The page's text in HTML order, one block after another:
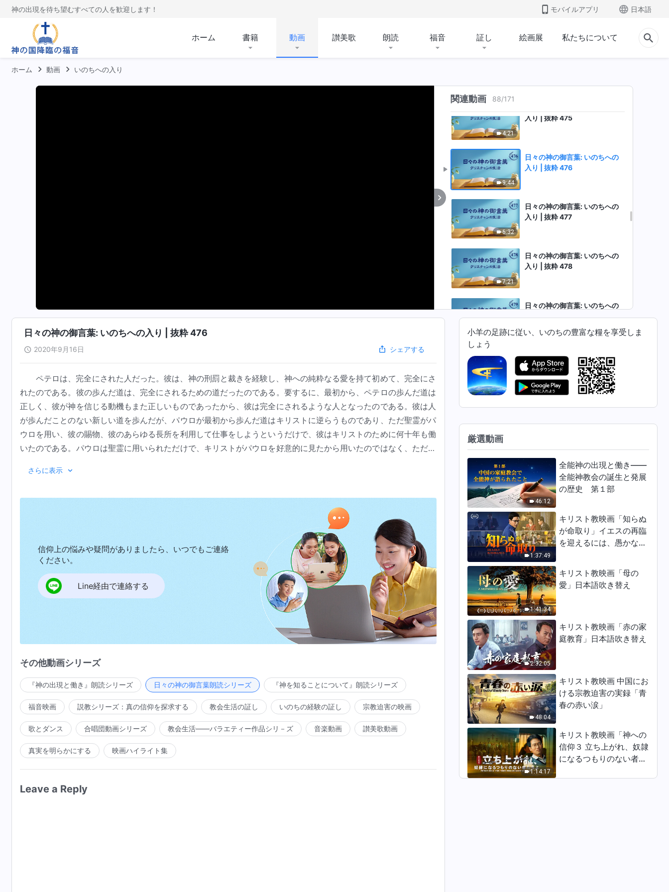
神の出現を待ち望むすべての人を歓迎します！ モバイルアプリ 日本語
ホーム 書籍 動画 讃美歌 朗読 福音 証し 絵画展 私たちについて
ホーム 動画 いのちへの入り
関連動画 88/171
日々の神の御言葉: いのちへの
4:21
入り | 抜粋 475
9:44
日々の神の御言葉: いのちへの
入り | 抜粋 476
6:32
日々の神の御言葉: いのちへの
入り | 抜粋 477
7:21
日々の神の御言葉: いのちへの
入り | 抜粋 478
13:09
日々の神の御言葉: いのちへの
入り | 抜粋 479
12:12
日々の神の御言葉: いのちへの
入り | 抜粋 480
12:55
入り | 抜粋 482
4:00
日々の神の御言葉: いのちへの
入り | 抜粋 483
8:01
日々の神の御言葉: いのちへの
入り | 抜粋 484
日々の神の御言葉: いのちへの
入り | 抜粋 485
9:26
日々の神の御言葉: いのちへの
入り | 抜粋 486
9:02
日々の神の御言葉: いのちへの
入り | 抜粋 487
5:30
日々の神の御言葉: いのちへの
入り | 抜粋 488
日々の神の御言葉: いのちへの入り | 抜粋 476
2020年9月16日 シェアする
ペテロは、完全にされた人だった。彼は、神の刑罰と裁きを経験し、神への純粋なる愛を持て初めて、完全にさ
れたのである。彼の歩んだ道は、完全にされるための道だったのである。要するに、最初から、ペテロの歩んだ道は
正しく、彼が神を信じる動機もまた正しいものであったから、彼は完全にされるような人となったのである。彼は人
が歩んだことのない新しい道を歩んだが、パウロが最初から歩んだ道はキリストに逆らうものであり、ただ聖霊がパ
ウロを用い、彼の賜物、彼のあらゆる長所を利用して仕事をしようというだけで、彼はキリストのために何十年も働
いたのである。パウロは聖霊に用いられただけで、キリストがパウロを好意的に見たから用いたのではなく、ただそ
く、聖霊に打たれてそうしたのである。彼がそのような働きができたのも、聖霊による導きと啓きによるもので、彼
のではなかった。ペテロは、自分の霊的な成長を追い求める中で働き、そして彼の働きはパウロのそれとは異なるも
のだった。ペテロの働きは、被造物の本分を尽くしたものである。彼は使徒としての立場で働いたのではなく、神へ
の愛を追い求める過程の中で働いたのである。パウロもまた、働きの過程で個人的な追求が含まれていたが、彼の追
求は、彼の将来への希望と良き終着点への願い以外にはなかったのである。パウロは、働きを行う間、精錬を受け入
れなかったし、神による刈り込みや取り扱いも認めなかった。彼は自分の働きが神の望みを満たしてさえいれば、そ
して神に喜ばれることだけをしてさえいれば、最終的に見返りが与えられると信じていた。パウロの働きには個人的
な経験は一切なく、働きそのもののためにあり、変化を追い求める中で働いたのではなかった。その働きの全ては取
り引きであって、被造物としての本分や神への服従は含まれていなかった。その働きの過程において、パウロの古い
性質には何ら変化はなかった。彼の働きは単に他者への奉仕であり、自らの性質を変えることはできなかったのであ
る。パウロは完全にされることも神による取り扱いを受けることもなく、自分の働きを直接行い、見返りを動機とし
て働いたのである。その点ペテロは違った。彼は、神による刈り込みを受け、取り扱われ、精錬された。ペテロの働
が、彼の性質は多くの変化を経験し、彼が追い求めたものは 真理 であり、真の変化であった。彼の働きは単に働きそ
のもののために行われたのではなかった。一方でパウロは多くの働きをなしたが、それらは全て聖霊の働きであっ
て、パウロは協力していたものの、それは彼の経験によるものではなかったのである。ペテロの働きが少ないのは、
聖霊が彼の身にそれほど働きを行わなかったということである。その働きの量では、彼らが完全にされたかどうかは
決まらない。彼ら二人の内、一人は見返りを得るために追い求めたのに対し、もう一人は、神の究極の愛へ到達し、
被造物としての本分を尽くすことを追い求め、神に満足してもらうために愛に満ちた姿を実現することを求めた。彼
らは、外見も違えば中身も違うのだから、二人の内のいずれが完全とされたのかを、それぞれの働きの量だけで決め
ることはできない。ペテロは、神を愛する人の姿を実現してみせること、神に従い、神による刈り込みや取り扱いを
受け入れ、そして被造物としてのその本分を尽くす者になることを追求した。彼は自らを神に捧げ、全てを神の手に
さらに表示
信仰上の悩みや疑問がありましたら、いつでもご連絡
ください。
Line経由で連絡する
その他動画シリーズ
『神の出現と働き』朗読シリーズ 日々の神の御言葉朗読シリーズ 『神を知ることについて』朗読シリーズ
福音映画 説教シリーズ：真の信仰を探求する 教会生活の証し いのちの経験の証し 宗教迫害の映画
歌とダンス 合唱団動画シリーズ 教会生活――バラエティー作品シリ－ズ 音楽動画 讃美歌動画
真実を明らかにする 映画ハイライト集
Leave a Reply
小羊の足跡に従い、いのちの豊富な糧を享受しま
しょう
厳選動画
46:12
全能神の出現と働き——
全能神教会の誕生と発展
の歴史 第１部
1:37:49
キリスト教映画「知らぬ
が命取り」イエスの再臨
を迎えるには、愚かな乙
1:41:34
キリスト教映画「母の
愛」日本語吹き替え
2:32:05
キリスト教映画「赤の家
庭教育」日本語吹き替え
48:04
キリスト教映画 中国にお
ける宗教迫害の実録「青
春の赤い涙」
1:14:17
キリスト教映画「神への
信仰３ 立ち上がれ、奴隷
になるつもりのない者た